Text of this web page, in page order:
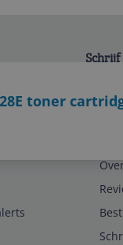
toner